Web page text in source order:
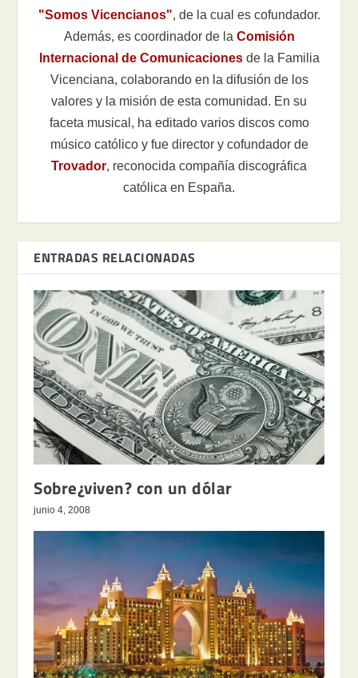
"Somos Vicencianos", de la cual es cofundador.
Además, es coordinador de la Comisión
Internacional de Comunicacionesde la Familia
Vicenciana, colaborando en la difusión de los
valores y la misión de esta comunidad. En su
faceta musical, ha editado varios discos como
músico católico y fue director y cofundador de
Trovador, reconocida compañía discográfica
católica en España.
ENTRADAS RELACIONADAS
Sobre¿viven? con un dólar
junio 4, 2008